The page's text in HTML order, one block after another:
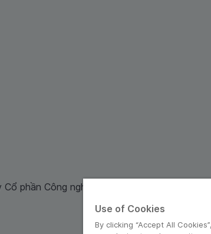
phần Công nghệ và Dịch Vụ Moca cung
Use of Cookies
By clicking “Accept All